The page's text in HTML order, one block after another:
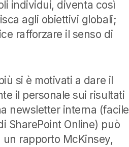
individui, diventa così
agli obiettivi globali;
rafforzare il senso di
si è motivati a dare il
il personale sui risultati
newsletter interna (facile
SharePoint Online) può
un rapporto McKinsey,